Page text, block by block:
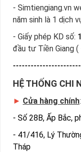
- Simtiengiang.vn
năm sinh là 1 dịch
- Giấy phép KD số:
đầu tư Tiền Giang
HỆ THỐNG CHI
► Cửa hàng chính:
- Số 28B, Ấp Bắc,
- 41/416, Lý
Tháp